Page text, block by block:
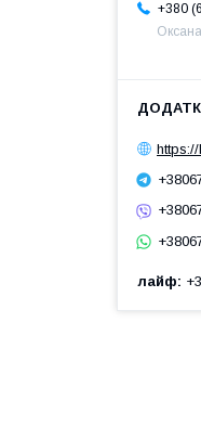
+380
Оксана
лайф